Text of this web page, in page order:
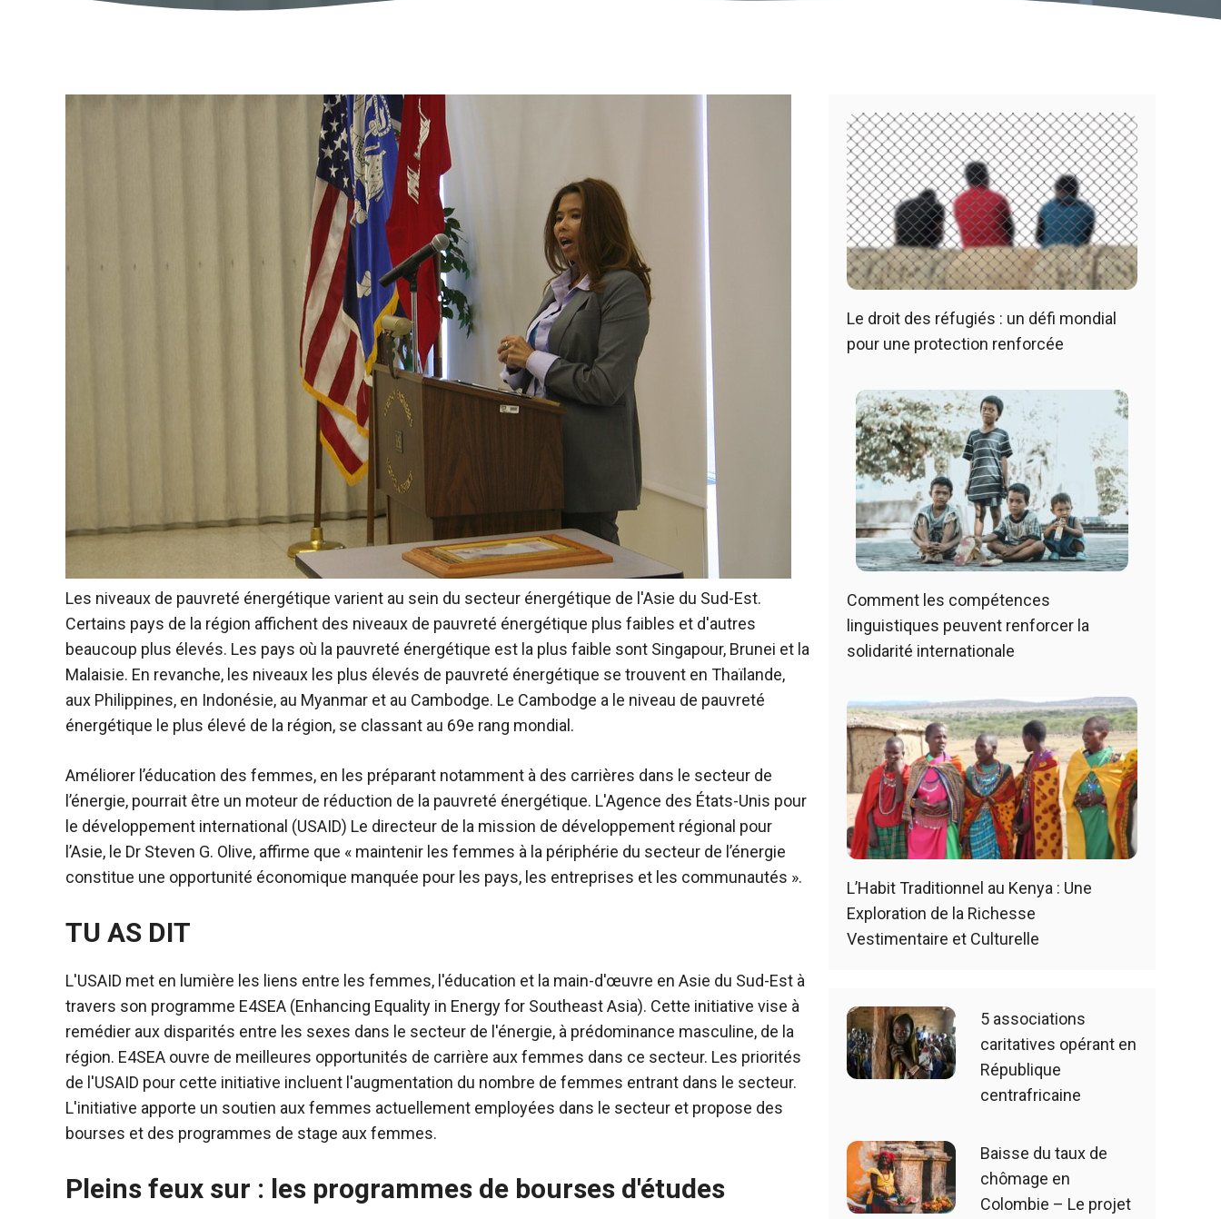
Les niveaux de pauvreté énergétique varient au sein du secteur énergétique de l'Asie du Sud-Est.
Certains pays de la région affichent des niveaux de pauvreté énergétique plus faibles et d'autres
beaucoup plus élevés. Les pays où la pauvreté énergétique est la plus faible sont Singapour, Brunei et la
Malaisie. En revanche, les niveaux les plus élevés de pauvreté énergétique se trouvent en Thaïlande,
aux Philippines, en Indonésie, au Myanmar et au Cambodge. Le Cambodge a le niveau de pauvreté
énergétique le plus élevé de la région, se classant au 69e rang mondial.
Améliorer l’éducation des femmes, en les préparant notamment à des carrières dans le secteur de
l’énergie, pourrait être un moteur de réduction de la pauvreté énergétique. L'Agence des États-Unis pour
le développement international (USAID) Le directeur de la mission de développement régional pour
l’Asie, le Dr Steven G. Olive, affirme que « maintenir les femmes à la périphérie du secteur de l’énergie
constitue une opportunité économique manquée pour les pays, les entreprises et les communautés ».
TU AS DIT
L'USAID met en lumière les liens entre les femmes, l'éducation et la main-d'œuvre en Asie du Sud-Est à
travers son programme E4SEA (Enhancing Equality in Energy for Southeast Asia). Cette initiative vise à
remédier aux disparités entre les sexes dans le secteur de l'énergie, à prédominance masculine, de la
région. E4SEA ouvre de meilleures opportunités de carrière aux femmes dans ce secteur. Les priorités
de l'USAID pour cette initiative incluent l'augmentation du nombre de femmes entrant dans le secteur.
L'initiative apporte un soutien aux femmes actuellement employées dans le secteur et propose des
bourses et des programmes de stage aux femmes.
Pleins feux sur : les programmes de bourses d'études
Le droit des réfugiés : un défi mondial
pour une protection renforcée
Comment les compétences
linguistiques peuvent renforcer la
solidarité internationale
L’Habit Traditionnel au Kenya : Une
Exploration de la Richesse
Vestimentaire et Culturelle
5 associations
caritatives opérant en
République
centrafricaine
Baisse du taux de
chômage en
Colombie – Le projet